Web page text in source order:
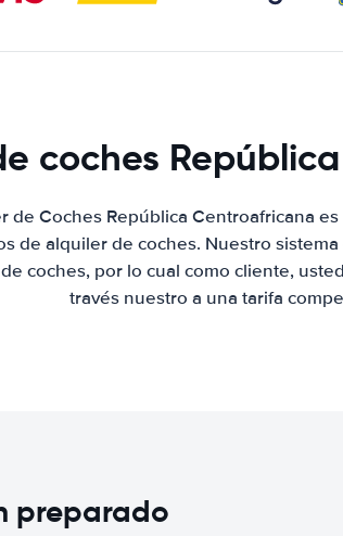
coches
de Coches República Centroafricana
de alquiler de coches. Nuestro
coches, por lo cual como cliente,
través nuestro a una tarifa
preparado